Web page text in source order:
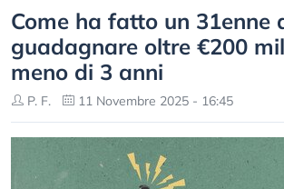
Come ha fatto un 31enne
guadagnare oltre €200
meno di 3 anni
P. F. 11 Novembre 2025 - 16:45